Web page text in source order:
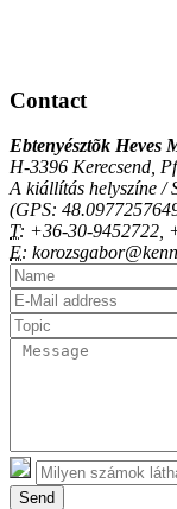
Contact
Ebtenyésztõk Heves
H-3396 Kerecsend,
A kiállítás helyszíne /
(GPS:
T: +36-30-9452722,
E:
Send